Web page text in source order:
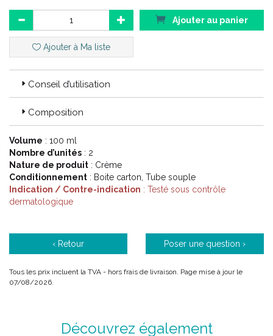
Ajouter au panier
Ajouter à Ma liste
Conseil d’utilisation
Composition
Volume : 100 ml
Nombre d’unités : 2
Nature de produit : Crème
Conditionnement : Boite carton, Tube souple
Indication / Contre-indication : Testé sous contrôle
dermatologique
‹ Retour Poser une question ›
Tous les prix incluent la TVA - hors frais de livraison. Page mise à jour le
07/08/2026.
Découvrez également